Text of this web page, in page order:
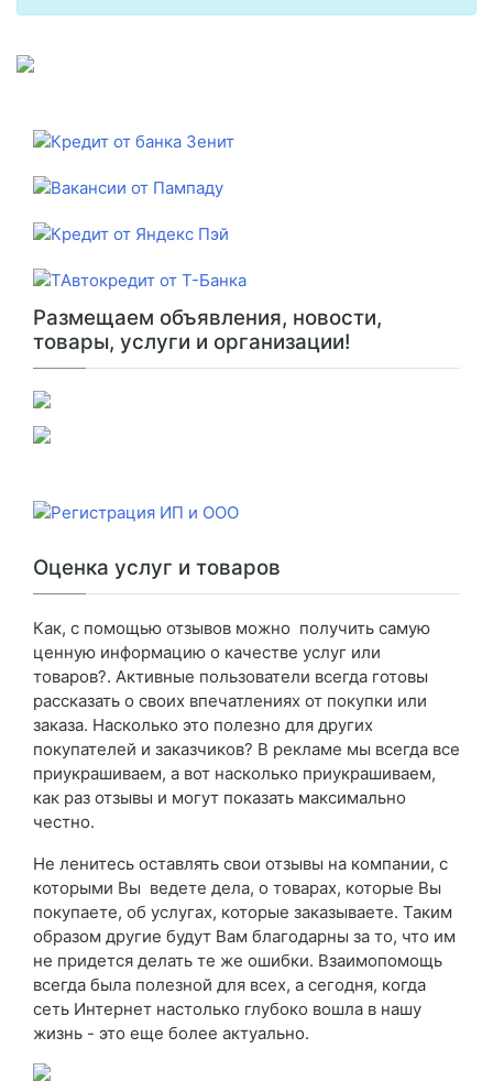
Размещаем объявления, новости,
товары, услуги и организации!
Оценка услуг и товаров
Как, с помощью отзывов можно получить самую
ценную информацию о качестве услуг или
товаров?. Активные пользователи всегда готовы
рассказать о своих впечатлениях от покупки или
заказа. Насколько это полезно для других
покупателей и заказчиков? В рекламе мы всегда все
приукрашиваем, а вот насколько приукрашиваем,
как раз отзывы и могут показать максимально
честно.
Не ленитесь оставлять свои отзывы на компании, с
которыми Вы ведете дела, о товарах, которые Вы
покупаете, об услугах, которые заказываете. Таким
образом другие будут Вам благодарны за то, что им
не придется делать те же ошибки. Взаимопомощь
всегда была полезной для всех, а сегодня, когда
сеть Интернет настолько глубоко вошла в нашу
жизнь - это еще более актуально.